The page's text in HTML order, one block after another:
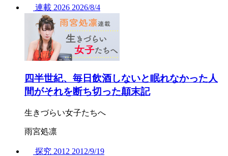
連載 2026 2026/8/4
四半世紀、毎日飲酒しないと眠れなかった人
間がそれを断ち切った顛末記
生きづらい女子たちへ
雨宮処凛
探究 2012 2012/9/19